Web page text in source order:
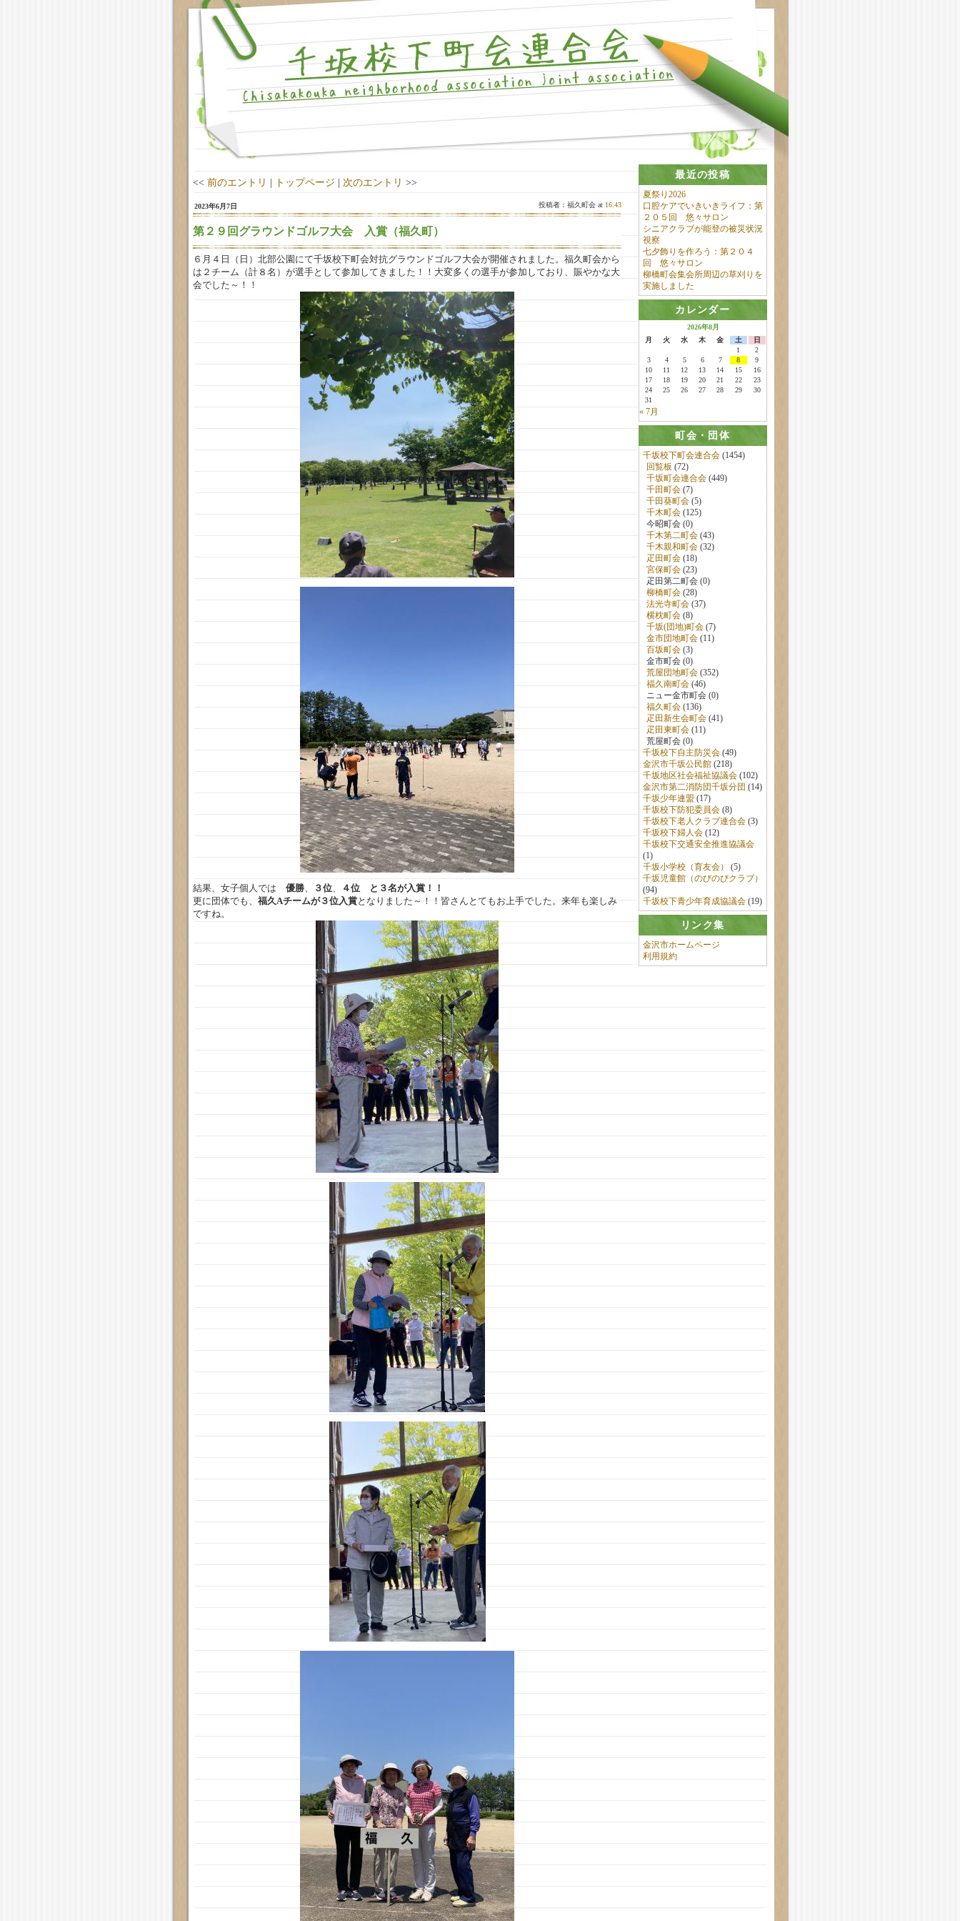
最近の投稿
夏祭り2026
口腔ケアでいきいきライフ：第
２０５回 悠々サロン
シニアクラブが能登の被災状況
視察
七夕飾りを作ろう：第２０４
回 悠々サロン
柳橋町会集会所周辺の草刈りを
実施しました
カレンダー
2026年8月
月
火 水 木 金 土
日
1
2
3
4 5 6 7 8
9
10
11 12 13 14 15
16
17
18 19 20 21 22
23
24
25 26 27 28 29
30
31
« 7月
町会・団体
千坂校下町会連合会(1454)
回覧板 (72)
千坂町会連合会(449)
千田町会(7)
千田葵町会(5)
千木町会(125)
今昭町会 (0)
千木第二町会(43)
千木親和町会(32)
疋田町会(18)
宮保町会(23)
疋田第二町会 (0)
柳橋町会(28)
法光寺町会(37)
横枕町会(8)
千坂(団地)町会(7)
金市団地町会(11)
百坂町会(3)
金市町会 (0)
荒屋団地町会(352)
福久南町会(46)
ニュー金市町会 (0)
福久町会(136)
疋田新生会町会(41)
疋田東町会(11)
荒屋町会 (0)
千坂校下自主防災会(49)
金沢市千坂公民館(218)
千坂地区社会福祉協議会(102)
金沢市第二消防団千坂分団 (14)
千坂少年連盟 (17)
千坂校下防犯委員会(8)
千坂校下老人クラブ連合会(3)
千坂校下婦人会(12)
千坂校下交通安全推進協議会
(1)
千坂小学校（育友会）
(5)
千坂児童館（のびのびクラブ）
(94)
千坂校下青少年育成協議会(19)
リンク集
金沢市ホームページ
利用規約
<<前のエントリ | トップページ | 次のエントリ >>
2023年6月7日 投稿者：福久町会 at 16:43
第２９回グラウンドゴルフ大会 入賞（福久町）
６月４日（日）北部公園にて千坂校下町会対抗グラウンドゴルフ大会が開催されました。福久町会から
は２チーム（計８名）が選手として参加してきました！！大変多くの選手が参加しており、賑やかな大
会でした～！！
結果、女子個人では優勝、 ３位、
４位 と３名が入賞！！
更に団体でも、福久Aチームが３位入賞となりました～！！皆さんとてもお上手でした。来年も楽しみ
ですね。